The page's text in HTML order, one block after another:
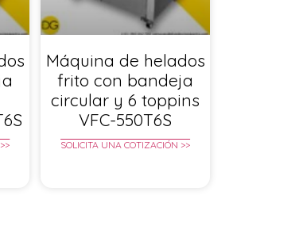
Máquina de helados
frito con bandeja
circular y 6 toppins
VFC-550T6S
SOLICITA UNA COTIZACIÓN >>